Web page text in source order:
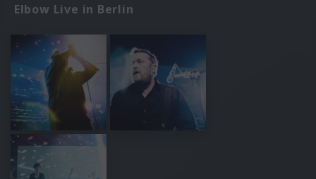
Elbow Live in Berlin